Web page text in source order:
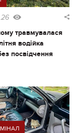
травмувалася
водійка
посвідчення